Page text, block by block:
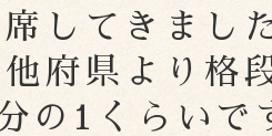
してきまし
府県より格
の1くらいで